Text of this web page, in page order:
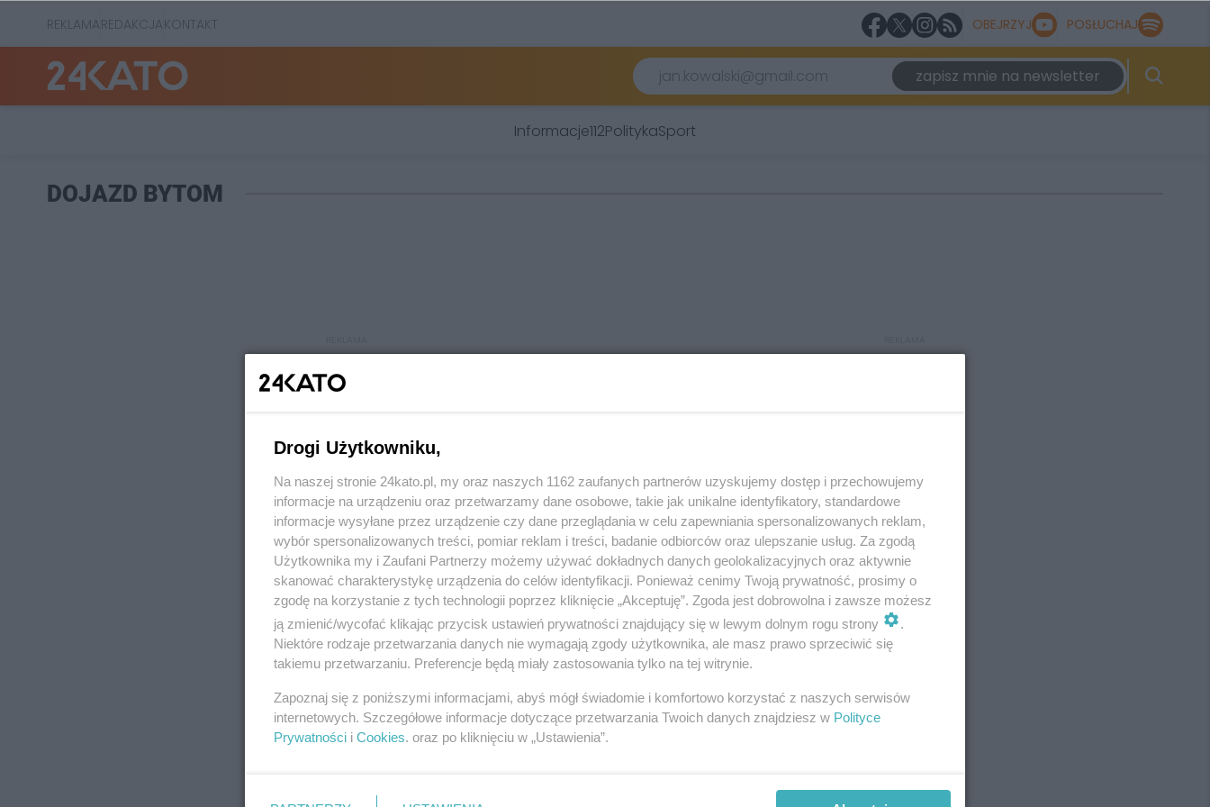
REKLAMAREDAKCJAKONTAKT OBEJRZYJ POSŁUCHAJ
zapisz mnie na newsletter
Informacje112PolitykaSport
DOJAZD BYTOM
REKLAMA REKLAMA
Drogi Użytkowniku,
Na naszej stronie 24kato.pl, my oraz naszych 1162 zaufanych partnerów uzyskujemy dostęp i przechowujemy
informacje na urządzeniu oraz przetwarzamy dane osobowe, takie jak unikalne identyfikatory, standardowe
informacje wysyłane przez urządzenie czy dane przeglądania w celu zapewniania spersonalizowanych reklam,
wybór spersonalizowanych treści, pomiar reklam i treści, badanie odbiorców oraz ulepszanie usług. Za zgodą
Użytkownika my i Zaufani Partnerzy możemy używać dokładnych danych geolokalizacyjnych oraz aktywnie
skanować charakterystykę urządzenia do celów identyfikacji. Ponieważ cenimy Twoją prywatność, prosimy o
zgodę na korzystanie z tych technologii poprzez kliknięcie „Akceptuję”. Zgoda jest dobrowolna i zawsze możesz
ją zmienić/wycofać klikając przycisk ustawień prywatności znajdujący się w lewym dolnym rogu strony
.
Niektóre rodzaje przetwarzania danych nie wymagają zgody użytkownika, ale masz prawo sprzeciwić się
takiemu przetwarzaniu. Preferencje będą miały zastosowania tylko na tej witrynie.
Zapoznaj się z poniższymi informacjami, abyś mógł świadomie i komfortowo korzystać z naszych serwisów
internetowych. Szczegółowe informacje dotyczące przetwarzania Twoich danych znajdziesz w Polityce
Prywatności i Cookies. oraz po kliknięciu w „Ustawienia”.